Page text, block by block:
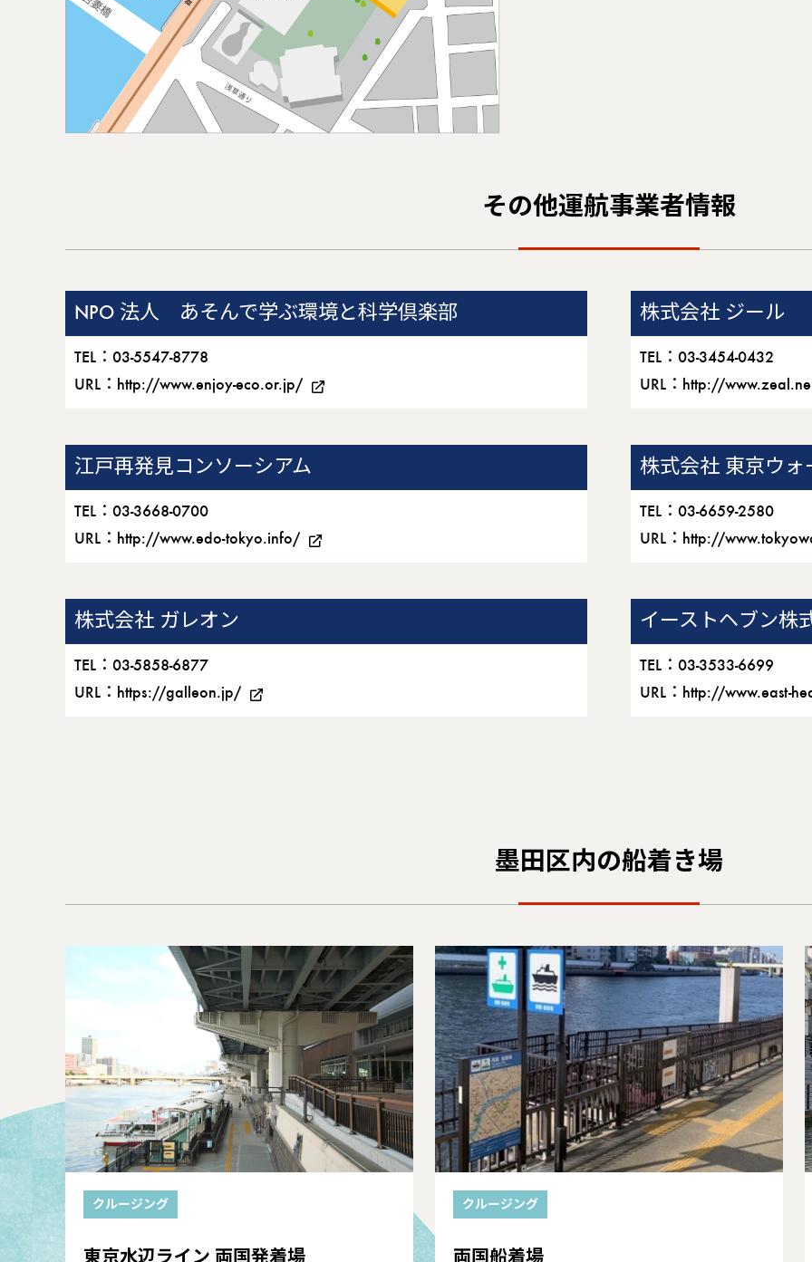
その他運航事業者情報
NPO 法人 あそんで学ぶ環境と科学倶楽部
TEL：03-5547-8778
URL： http://www.enjoy-eco.or.jp/
株式会社 ジール
TEL：03-3454-0432
URL： http://
江戸再発見コンソーシアム
TEL：03-3668-0700
URL： http://www.edo-tokyo.info/
株式会社 東京ウォ
TEL：03-6659-2580
URL： http://
株式会社 ガレオン
TEL：03-5858-6877
URL： https://galleon.jp/
イーストヘブン株
TEL：03-3533-6699
URL： http://www.east-
墨田区内の船着き場
クルージング
東京水辺ライン 両国発着場
クルージング
両国船着場